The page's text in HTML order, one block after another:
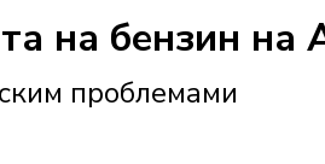
на бензин на
проблемами